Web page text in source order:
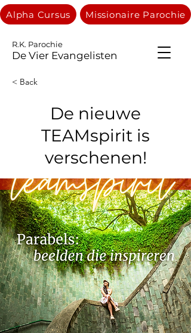
R.K. Parochie
De Vier Evangelisten
Alpha Cursus Missionaire Parochie
< Back
De nieuwe
TEAMspirit is
verschenen!